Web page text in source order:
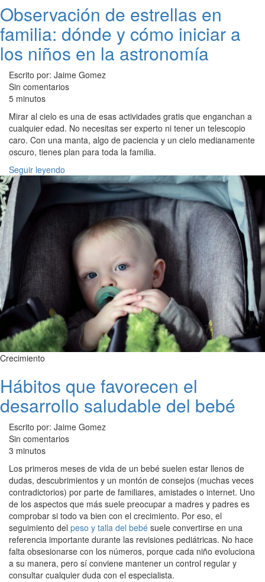
Observación de estrellas en
familia: dónde y cómo iniciar a
los niños en la astronomía
Escrito por: Jaime Gomez
Sin comentarios
5 minutos
Mirar al cielo es una de esas actividades gratis que enganchan a
cualquier edad. No necesitas ser experto ni tener un telescopio
caro. Con una manta, algo de paciencia y un cielo medianamente
oscuro, tienes plan para toda la familia.
Seguir leyendo
Crecimiento
Hábitos que favorecen el
desarrollo saludable del bebé
Escrito por: Jaime Gomez
Sin comentarios
3 minutos
Los primeros meses de vida de un bebé suelen estar llenos de
dudas, descubrimientos y un montón de consejos (muchas veces
contradictorios) por parte de familiares, amistades o internet. Uno
de los aspectos que más suele preocupar a madres y padres es
comprobar si todo va bien con el crecimiento. Por eso, el
seguimiento del peso y talla del bebé suele convertirse en una
referencia importante durante las revisiones pediátricas. No hace
falta obsesionarse con los números, porque cada niño evoluciona
a su manera, pero sí conviene mantener un control regular y
consultar cualquier duda con el especialista.